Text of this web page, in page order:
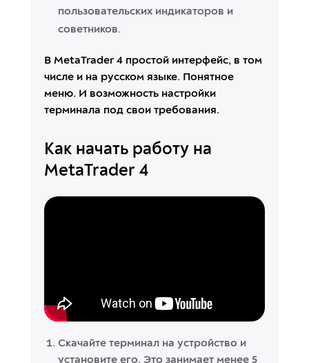
пользовательских индикаторов и
советников.
В MetaTrader 4 простой интерфейс, в том
числе и на русском языке. Понятное
меню. И возможность настройки
терминала под свои требования.
Как начать работу на
MetaTrader 4
Скачайте терминал на устройство и
установите его. Это занимает менее 5